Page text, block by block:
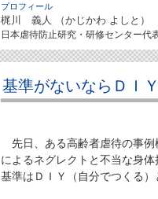
プロフィール
梶川 義人 （かじかわ よしと）
日本虐待防止研究・研修センター代
基準がないならＤＩＹ
先日、ある高齢者虐待の事例
によるネグレクトと不当な身
基準はＤＩＹ（自分でつくる）